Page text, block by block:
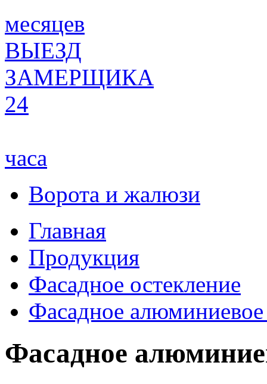
месяцев
ВЫЕЗД
ЗАМЕРЩИКА
24
часа
Ворота и жалюзи
Главная
Продукция
Фасадное остекление
Фасадное алюминиевое
Фасадное